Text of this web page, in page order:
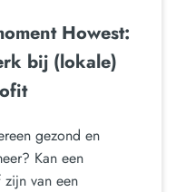
Howest:
bij (lokale)
gezond en
Kan een
van een